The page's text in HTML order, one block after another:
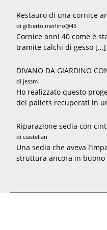
Restauro di una cornice
di gilberto.merlino@45
Cornice anni 40 come è
tramite calchi di gesso […]
DIVANO DA GIARDINO
di jessm
Ho realizzato questo
dei pallets recuperati in
Riparazione sedia con
di ciastellan
Una sedia che aveva
struttura ancora in